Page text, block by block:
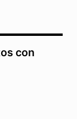
con